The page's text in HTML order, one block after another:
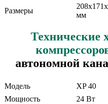
Размеры
мм
Технические
автономной
Модель XP 40
Мощность
24 Вт